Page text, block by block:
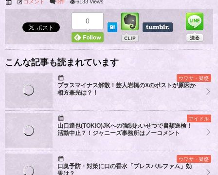
コメント 0件 6133 Views
0
こんな記事も読まれています
ウワサ・疑惑
プラスマイナス解散！芸人岩橋のXのポストが原因か
相方兼光は？！
アイドル
山口達也(TOKIO)JKへの強制わいせつで書類送検！
活動中止？！ジャニーズ事務所はノーコメント
ウワサ・疑惑
口臭予防・対策に口の香水「ブレスパルファム」効
果は？